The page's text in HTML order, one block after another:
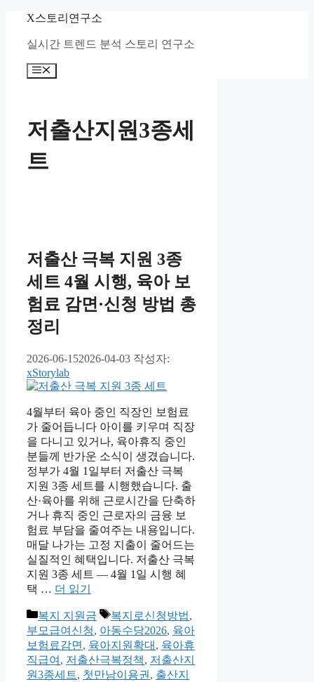
X스토리연구소
실시간 트렌드 분석 스토리 연구소
메
저출산지원3종세
트
저출산 극복 지원 3종
세트 4월 시행, 육아 보
험료 감면·신청 방법 총
정리
2026-06-152026-04-03 작성자:
xStorylab
4월부터 육아 중인 직장인 보험료
가 줄어듭니다 아이를 키우며 직장
을 다니고 있거나, 육아휴직 중인
분들께 반가운 소식이 생겼습니다.
정부가 4월 1일부터 저출산 극복
지원 3종 세트를 시행했습니다. 출
산·육아를 위해 근로시간을 단축하
거나 휴직 중인 근로자의 금융 보
험료 부담을 줄여주는 내용입니다.
매달 나가는 고정 지출이 줄어드는
실질적인 혜택입니다. 저출산 극복
지원 3종 세트 — 4월 1일 시행 혜
택 … 더 읽기
카
테
고
리
복지 지원금
태
그
복지로신청방법,
부모급여신청, 아동수당2026, 육아
보험료감면 , 육아지원확대 , 육아휴
직급여 , 저출산극복정책, 저출산지
원3종세트, 첫만남이용권 , 출산지